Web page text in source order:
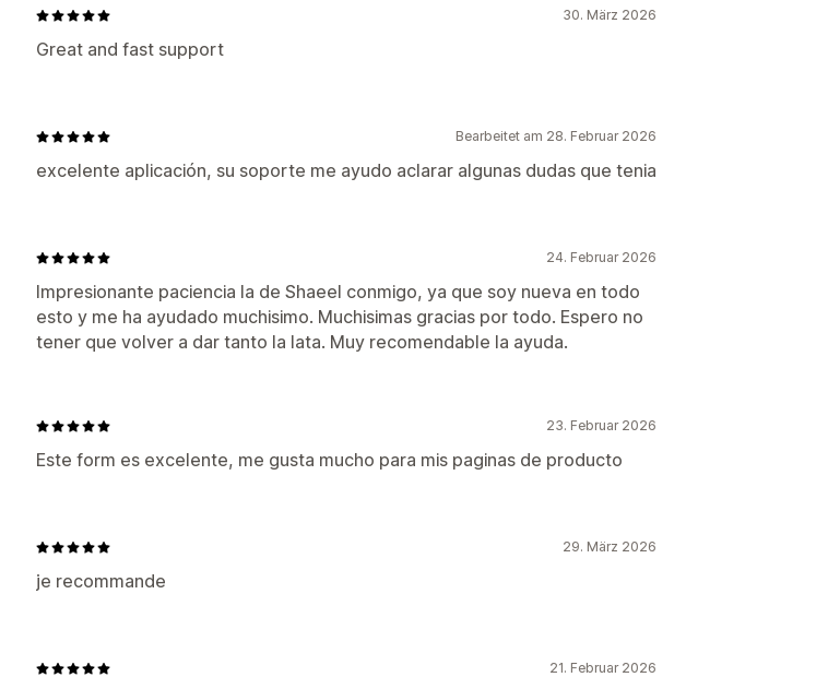
30. März 2026
Great and fast support
Bearbeitet am 28. Februar 2026
excelente aplicación, su soporte me ayudo aclarar algunas dudas que tenia
24. Februar 2026
Impresionante paciencia la de Shaeel conmigo, ya que soy nueva en todo
esto y me ha ayudado muchisimo. Muchisimas gracias por todo. Espero no
tener que volver a dar tanto la lata. Muy recomendable la ayuda.
23. Februar 2026
Este form es excelente, me gusta mucho para mis paginas de producto
29. März 2026
je recommande
21. Februar 2026